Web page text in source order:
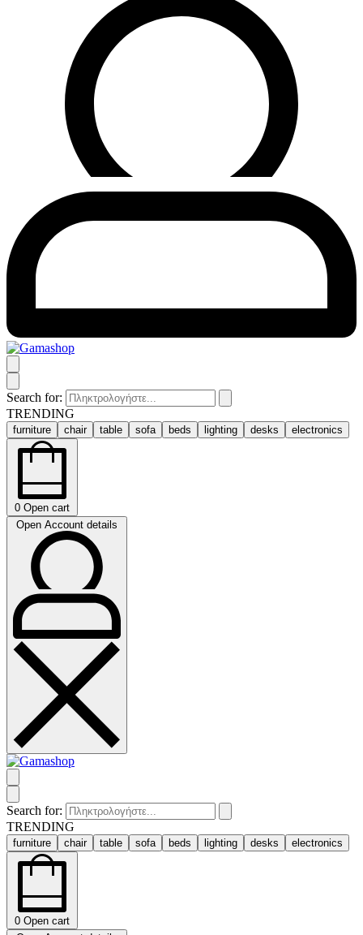
Search for:
TRENDING
furniture chair table sofa beds lighting desks electronics
0 Open cart
Open Account details
Search for:
TRENDING
furniture chair table sofa beds lighting desks electronics
0 Open cart